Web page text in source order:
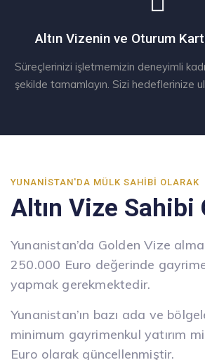
Altın Vizenin ve Oturum
Süreçlerinizi işletmemizin deneyimli
şekilde tamamlayın. Sizi hedeflerinize
YUNANISTAN'DA MÜLK SAHIBI OLARAK
Altın Vize Sahibi
Yunanistan’da Golden Vize
250.000 Euro değerinde
yapmak gerekmektedir.
Yunanistan’ın bazı ada ve
minimum gayrimenkul yatırım
Euro olarak güncellenmiştir.